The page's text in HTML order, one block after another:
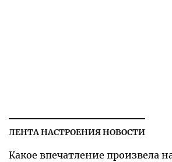
ЛЕНТА НАСТРОЕНИЯ НОВОСТИ
Какое впечатление произвела